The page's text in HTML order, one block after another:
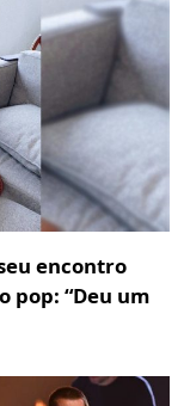
encontro
pop: “Deu um